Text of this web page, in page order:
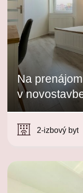
Na
v
2-izbový byt